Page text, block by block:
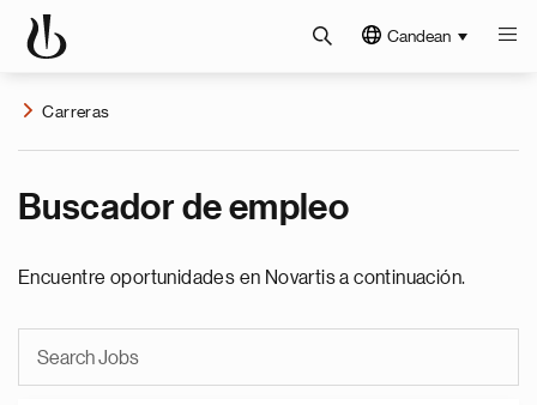
Candean
Carreras
Buscador de empleo
Encuentre oportunidades en Novartis a continuación.